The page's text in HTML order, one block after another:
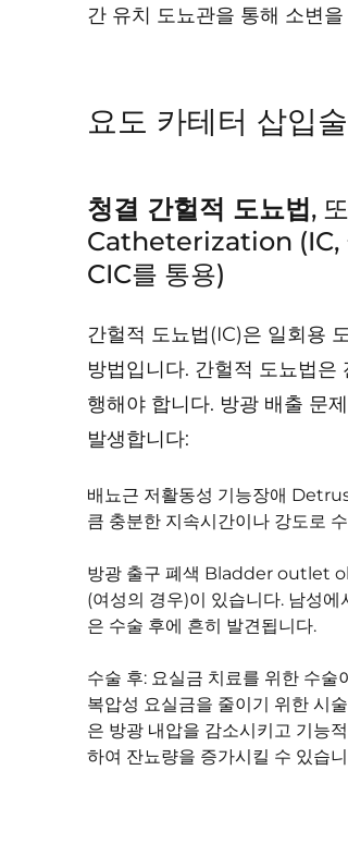
간 유치 도뇨관을 통해 소변
요도 카테터 삽
청결 간헐적 도뇨법 ,
Catheterization
CIC를 통용)
간헐적 도뇨법(IC)은 일회용
방법입니다. 간헐적 도뇨법
행해야 합니다. 방광 배출 문
발생합니다:
배뇨근 저활동성 기능장애
큼 충분한 지속시간이나 강도로
방광 출구 폐색 Bladder outlet
(여성의 경우)이 있습니다. 남성
은 수술 후에 흔히 발견됩니다.
수술 후: 요실금 치료를 위한 수
복압성 요실금을 줄이기 위한 시
은 방광 내압을 감소시키고 기능
하여 잔뇨량을 증가시킬 수 있습